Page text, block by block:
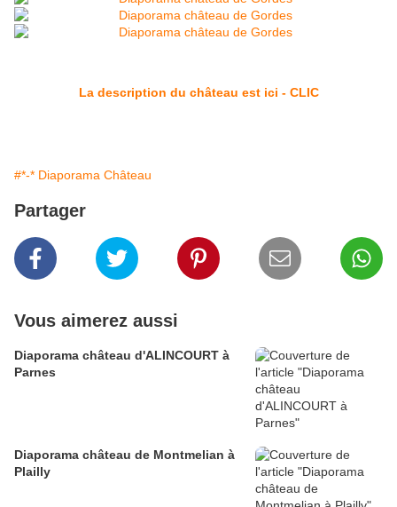
La description du château est ici - CLIC
#*-* Diaporama Château
Partager
Vous aimerez aussi
Diaporama château d'ALINCOURT à
Parnes
Diaporama château de Montmelian à
Plailly